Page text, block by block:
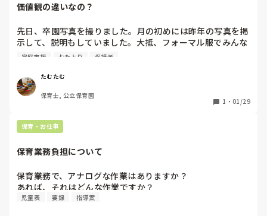
価値観の違いなの？
先日、卒園写真を撮りました。月の初めには昨年の写真を掲
示して、説明もしていました。大抵、フォーマル服でみんな
臨みますよね？無くてもせめて女の子は綺麗めの私服、男の
が…ある男の子1人だけ、いつもの活動中に着ているトレー
ナーに茶色のズボンで登園してきました😵💦みんな着替えも
袋に入れて持参してくれたのですが、勿論着替えは持ってき
本当に⁉️写真撮影のこと忘れていたのでは⁉️歳は離れてい
るがお兄ちゃんいるのに？幸い、子どもが何も気にしてなか
園式も、もしかしてそのスタイルなの？なんか心配😅（予備
家庭支援 おたより 保護者
たむたむ
保育士, 公立保育園
1 ・ 01/29
保育・お仕事
保育業務負担について
保育業務で、アナログな作業はありますか？
あれば、それはどんな作業ですか？
児童表 要録 指導案